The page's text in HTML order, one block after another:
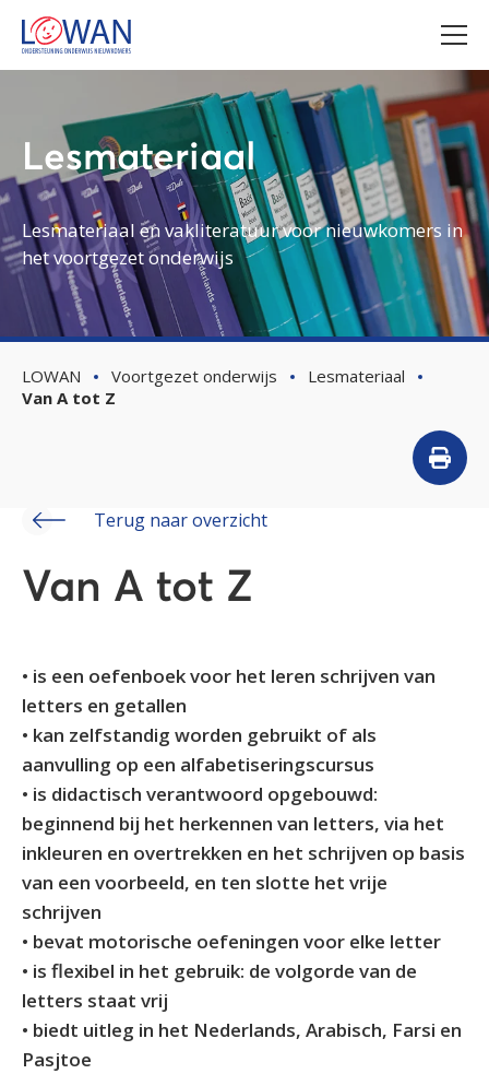
Lesmateriaal
Lesmateriaal en vakliteratuur voor nieuwkomers in
het voortgezet onderwijs
LOWAN Voortgezet onderwijs
Lesmateriaal
Van A tot Z
Terug naar overzicht
Van A tot Z
• is een oefenboek voor het leren schrijven van
letters en getallen
• kan zelfstandig worden gebruikt of als
aanvulling op een alfabetiseringscursus
• is didactisch verantwoord opgebouwd:
beginnend bij het herkennen van letters, via het
inkleuren en overtrekken en het schrijven op basis
van een voorbeeld, en ten slotte het vrije
schrijven
• bevat motorische oefeningen voor elke letter
• is flexibel in het gebruik: de volgorde van de
letters staat vrij
• biedt uitleg in het Nederlands, Arabisch, Farsi en
Pasjtoe